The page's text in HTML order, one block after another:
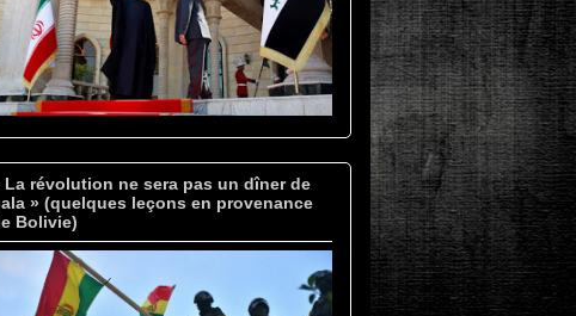
La révolution ne sera pas un dîner de
» (quelques leçons en provenance
Bolivie)